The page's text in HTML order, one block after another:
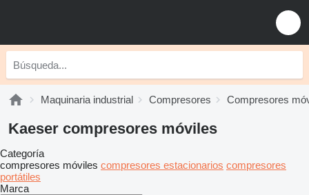
Maquinaria industrial Compresores Compresores
Kaeser compresores móviles
Categoría
compresores móviles compresores estacionarios compresores
portátiles
Marca